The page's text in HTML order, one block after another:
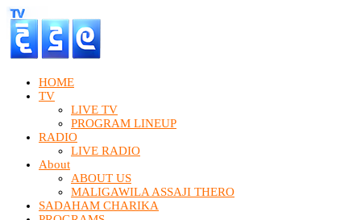
HOME
TV
LIVE TV
PROGRAM LINEUP
RADIO
LIVE RADIO
About
ABOUT US
MALIGAWILA ASSAJI THERO
SADAHAM CHARIKA